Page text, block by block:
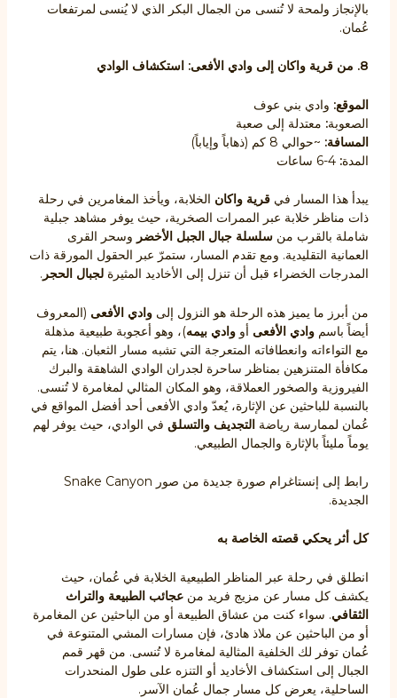
بالإنجاز ولمحة لا تُنسى من الجمال البكر الذي لا يُنسى لمرتفعات
عُمان.
8. من قرية واكان إلى وادي الأفعى: استكشاف الوادي
الموقع: وادي بني عوف
الصعوبة: معتدلة إلى صعبة
المسافة: ~حوالي 8 كم (ذهاباً وإياباً)
المدة:
يبدأ هذا المسار في قرية واكان الخلابة، ويأخذ المغامرين في رحلة
ذات مناظر خلابة عبر الممرات الصخرية، حيث يوفر مشاهد جبلية
شاملة بالقرب من سلسلة جبال الجبل الأخضر وسحر القرى
العمانية التقليدية. ومع تقدم المسار، ستمرّ عبر الحقول المورقة ذات
المدرجات الخضراء قبل أن تنزل إلى الأخاديد المثيرة لجبال الحجر .
من أبرز ما يميز هذه الرحلة هو النزول إلى وادي الأفعى (المعروف
أيضاً باسم وادي الأفعى أو وادي بيمه)، وهو أعجوبة طبيعية مذهلة
مع التواءاته وانعطافاته المتعرجة التي تشبه مسار الثعبان. هنا، يتم
مكافأة المتنزهين بمناظر ساحرة لجدران الوادي الشاهقة والبرك
الفيروزية والصخور العملاقة، وهو المكان المثالي لمغامرة لا تُنسى.
بالنسبة للباحثين عن الإثارة، يُعدّ وادي الأفعى أحد أفضل المواقع في
عُمان لممارسة رياضة التجديف والتسلقفي الوادي، حيث يوفر لهم
يوماً مليئاً بالإثارة والجمال الطبيعي.
رابط إلى إنستاغرام صورة جديدة من صور Snake Canyon
الجديدة.
كل أثر يحكي قصته الخاصة به
انطلق في رحلة عبر المناظر الطبيعية الخلابة في عُمان، حيث
يكشف كل مسار عن مزيج فريد من عجائب الطبيعة والتراث
الثقافي. سواء كنت من عشاق الطبيعة أو من الباحثين عن المغامرة
أو من الباحثين عن ملاذ هادئ، فإن مسارات المشي المتنوعة في
عُمان توفر لك الخلفية المثالية لمغامرة لا تُنسى. من قهر قمم
الجبال إلى استكشاف الأخاديد أو التنزه على طول المنحدرات
الساحلية، يعرض كل مسار جمال عُمان الآسر.